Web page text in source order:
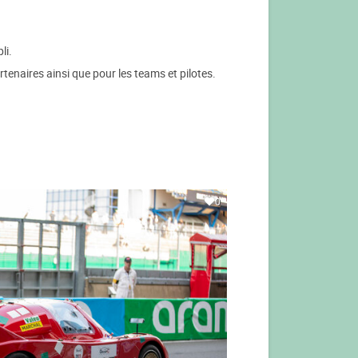
ainsi que pour les teams et pilotes.
0